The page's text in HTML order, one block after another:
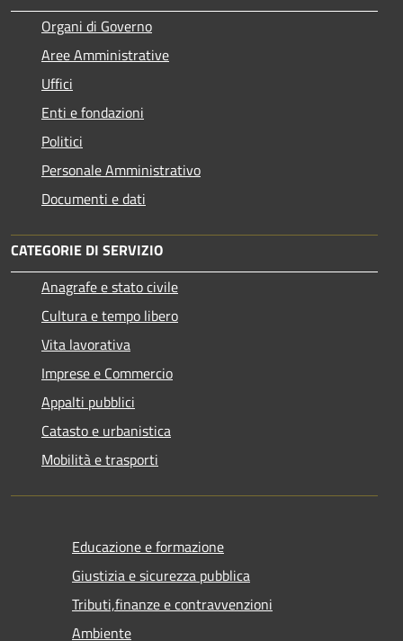
Organi di Governo
Aree Amministrative
Uffici
Enti e fondazioni
Politici
Personale Amministrativo
Documenti e dati
CATEGORIE DI SERVIZIO
Anagrafe e stato civile
Cultura e tempo libero
Vita lavorativa
Imprese e Commercio
Appalti pubblici
Catasto e urbanistica
Mobilità e trasporti
Educazione e formazione
Giustizia e sicurezza pubblica
Tributi,finanze e contravvenzioni
Ambiente